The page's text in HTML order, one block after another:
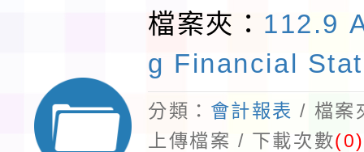
檔案夾： 112.9
g Financial
分類： 會計報表 / 檔案
上傳檔案 / 下載次數(0)